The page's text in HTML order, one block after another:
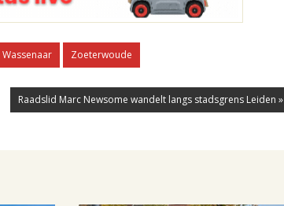
Wassenaar Zoeterwoude
Raadslid Marc Newsome wandelt langs stadsgrens Leiden »